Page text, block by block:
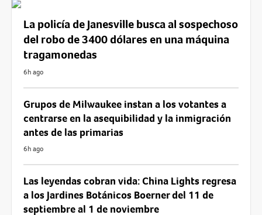
La policía de Janesville busca al sospechoso
del robo de 3400 dólares en una máquina
tragamonedas
6h ago
Grupos de Milwaukee instan a los votantes a
centrarse en la asequibilidad y la inmigración
antes de las primarias
6h ago
Las leyendas cobran vida: China Lights regresa
a los Jardines Botánicos Boerner del 11 de
septiembre al 1 de noviembre